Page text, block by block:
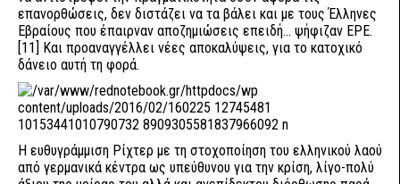
επανορθώσεις, δεν διστάζει να τα βάλει και με τους Έλληνες
Εβραίους που έπαιρναν αποζημιώσεις επειδή... ψήφιζαν ΕΡΕ.
[11] Και προαναγγέλλει νέες αποκαλύψεις, για το κατοχικό
δάνειο αυτή τη φορά.
Η ευθυγράμμιση Ρίχτερ με τη στοχοποίηση του ελληνικού λαού
από γερμανικά κέντρα ως υπεύθυνου για την κρίση, λίγο-πολύ